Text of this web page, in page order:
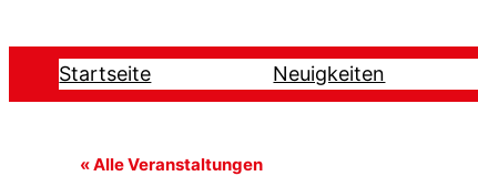
Startseite Neuigkeiten
« Alle Veranstaltungen